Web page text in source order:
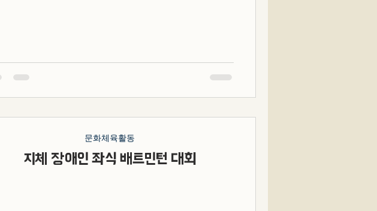
지체 장애인 좌식 배트민턴 대회
문화체육활동